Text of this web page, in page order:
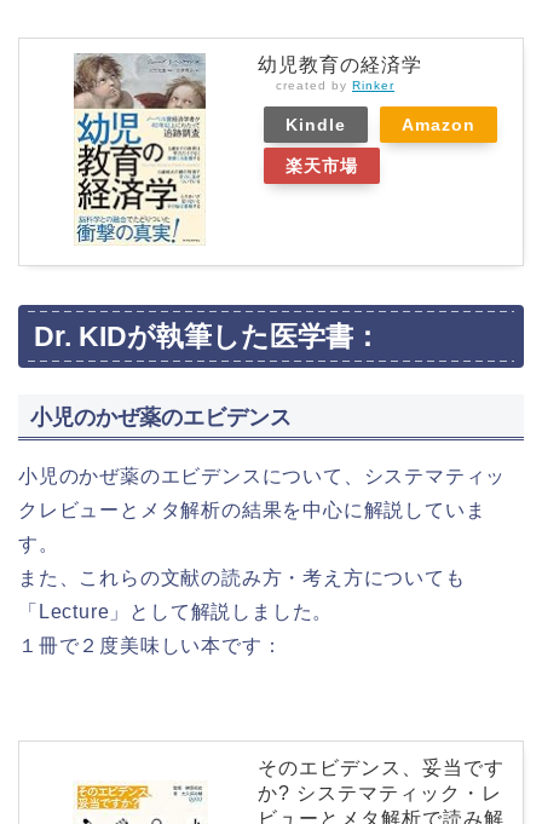
幼児教育の経済学
created by Rinker
Kindle Amazon
楽天市場
Dr. KIDが執筆した医学書：
小児のかぜ薬のエビデンス
小児のかぜ薬のエビデンスについて、システマティッ
クレビューとメタ解析の結果を中心に解説していま
す。
また、これらの文献の読み方・考え方についても
「Lecture」として解説しました。
１冊で２度美味しい本です：
そのエビデンス、妥当です
か? システマティック・レ
ビューとメタ解析で読み解